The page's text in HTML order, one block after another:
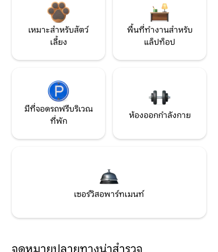
เหมาะสำหรับสัตว์
เลี้ยง
พื้นที่ทำงานสำหรับ
แล็ปท็อป
มีที่จอดรถฟรีบริเวณ
ที่พัก
ห้องออกกำลังกาย
เซอร์วิสอพาร์ทเมนท์